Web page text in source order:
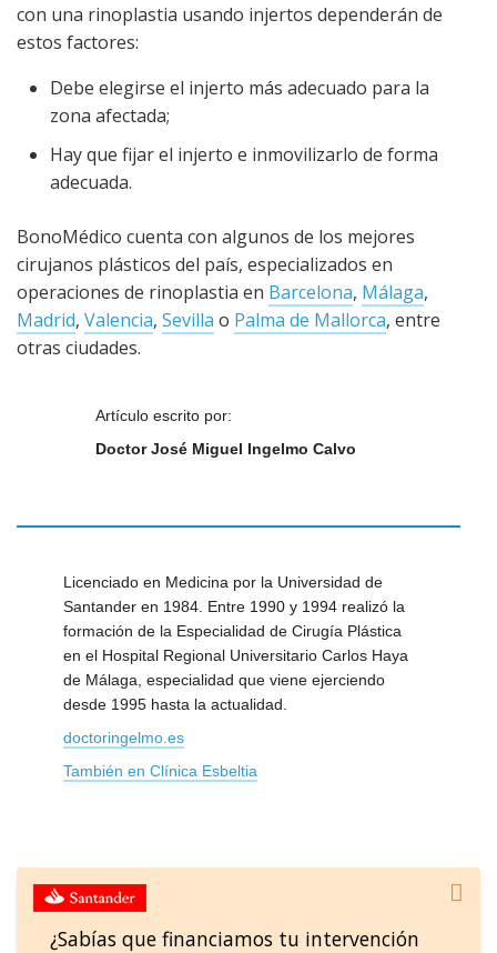
con una rinoplastia usando injertos dependerán de
estos factores:
Debe elegirse el injerto más adecuado para la
zona afectada;
Hay que fijar el injerto e inmovilizarlo de forma
adecuada.
BonoMédico cuenta con algunos de los mejores
cirujanos plásticos del país, especializados en
operaciones de rinoplastia en Barcelona, Málaga,
Madrid, Valencia, Sevilla o Palma de Mallorca, entre
otras ciudades.
Artículo escrito por:
Doctor José Miguel Ingelmo Calvo
Licenciado en Medicina por la Universidad de
Santander en 1984. Entre 1990 y 1994 realizó la
formación de la Especialidad de Cirugía Plástica
en el Hospital Regional Universitario Carlos Haya
de Málaga, especialidad que viene ejerciendo
desde 1995 hasta la actualidad.
doctoringelmo.es
También en Clínica Esbeltia
¿Sabías que financiamos tu intervención